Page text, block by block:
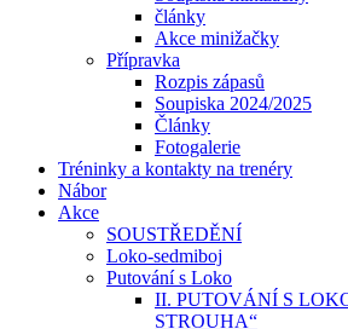
články
Akce minižačky
Přípravka
Rozpis zápasů
Soupiska 2024/2025
Články
Fotogalerie
Tréninky a kontakty na trenéry
Nábor
Akce
SOUSTŘEDĚNÍ
Loko-sedmiboj
Putování s Loko
II. PUTOVÁNÍ S
STROUHA“